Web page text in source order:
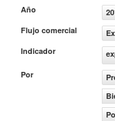
Año
Flujo comercial
Indicador
Por